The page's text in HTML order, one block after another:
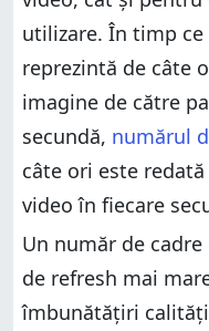
utilizare. În timp ce
reprezintă de câte
imagine de către
secundă, numărul
câte ori este
video în fiecare
Un număr de
de refresh mai
îmbunătățiri